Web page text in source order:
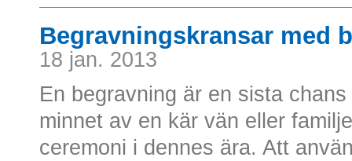
Begravningskransar med
18 jan. 2013
En begravning är en sista
minnet av en kär vän eller
ceremoni i dennes ära. Att